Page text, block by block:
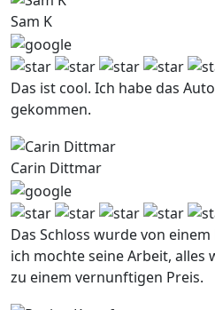
Sam K
Das ist cool. Ich habe das
gekommen.
Carin Dittmar
Das Schloss wurde von
ich mochte seine Arbeit, alles
zu einem vernunftigen Preis.